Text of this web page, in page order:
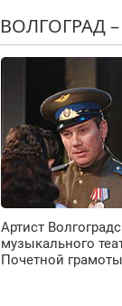
ВОЛГОГРАД
Артист
музыкального
Почетной